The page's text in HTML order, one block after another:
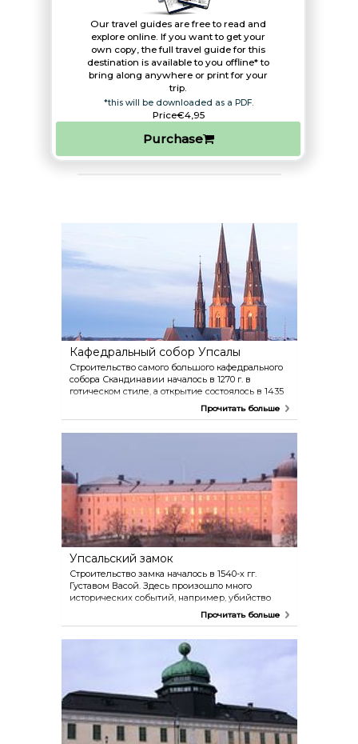
Our travel guides are free to read and
explore online. If you want to get your
own copy, the full travel guide for this
destination is available to you offline* to
bring along anywhere or print for your
trip.​
*this will be downloaded as a PDF.
Price€4,95
Purchase
Кафедральный собор Упсалы
Строительство самого большого кафедрального
собора Скандинавии началось в 1270 г. в
готическом стиле, а открытие состоялось в 1435
г. В соборе захоронены многие короли, а также
известные ученые, например, Густав Васа и
королевы Кристины. В соборе также проходят
концерты и выставки. Можно выпить кофе в
уютном кафе Katedralcaféet и сделать покупки в
сувенирном киоске. Собор открыт ежедневно на
протяжении всего года.
Прочитать больше
Упсальский замок
Строительство замка началось в 1540-х гг.
Густавом Васой. Здесь произошло много
исторических событий, например, убийство
пяти знатных шведов слабоумным королем и
отречение королевы Кристины от трона.
праздники и конференции, здесь также
размещается администрация лёна. В замке
можно прослушать лекцию, посмотреть фильм в
Fredens Hus, познакомиться с современным
искусством в Музее искусств Упсалы и узнать
об истории замка на руинах Васаборга.
Прочитать больше